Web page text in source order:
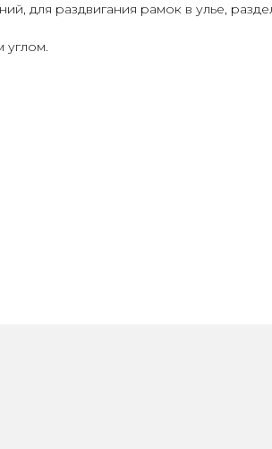
для раздвигания рамок в улье,
углом.